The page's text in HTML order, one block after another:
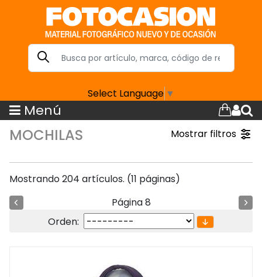
Select Language ▼
Menú
MOCHILAS Mostrar filtros
Mostrando 204 artículos. (11 páginas)
Página 8
Orden: